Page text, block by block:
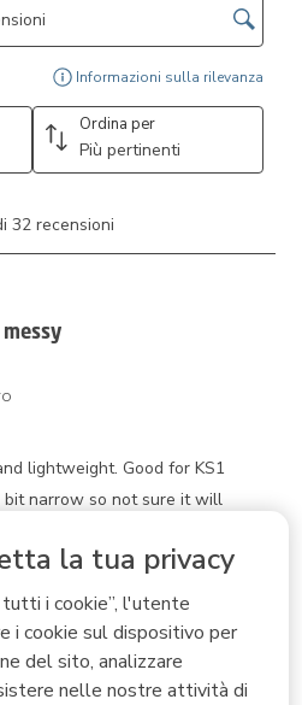
la tua privacy
i cookie”, l'utente
i cookie sul dispositivo per
del sito, analizzare
nelle nostre attività di
Informazioni sulla rilevanza
Ordina per
Più pertinenti
32 recensioni
lightweight. Good for KS1
narrow so not sure it will
a shop rather than to home
unexpected and not
upfront. To be clear: the
to the shop, it was shipped to
even though the order had